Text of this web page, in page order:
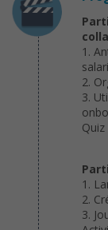
1.
2.
3.
1.
2.
3.